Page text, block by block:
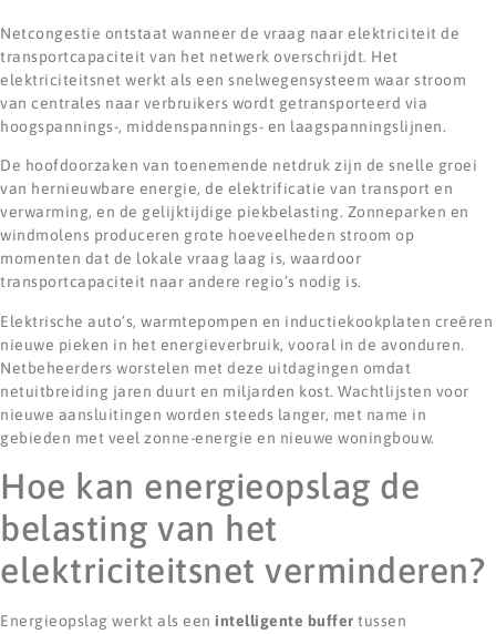
Netcongestie ontstaat wanneer de vraag naar elektriciteit de
transportcapaciteit van het netwerk overschrijdt. Het
elektriciteitsnet werkt als een snelwegensysteem waar stroom
van centrales naar verbruikers wordt getransporteerd via
hoogspannings-, middenspannings- en laagspanningslijnen.
De hoofdoorzaken van toenemende netdruk zijn de snelle groei
van hernieuwbare energie, de elektrificatie van transport en
verwarming, en de gelijktijdige piekbelasting. Zonneparken en
windmolens produceren grote hoeveelheden stroom op
momenten dat de lokale vraag laag is, waardoor
transportcapaciteit naar andere regio’s nodig is.
Elektrische auto’s, warmtepompen en inductiekookplaten creëren
nieuwe pieken in het energieverbruik, vooral in de avonduren.
Netbeheerders worstelen met deze uitdagingen omdat
netuitbreiding jaren duurt en miljarden kost. Wachtlijsten voor
nieuwe aansluitingen worden steeds langer, met name in
gebieden met veel zonne-energie en nieuwe woningbouw.
Hoe kan energieopslag de
belasting van het
elektriciteitsnet verminderen?
Energieopslag werkt als een intelligente buffer tussen